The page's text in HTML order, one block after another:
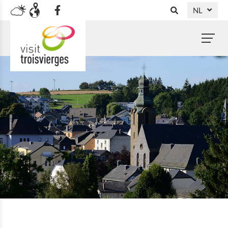
NL
FR
EN